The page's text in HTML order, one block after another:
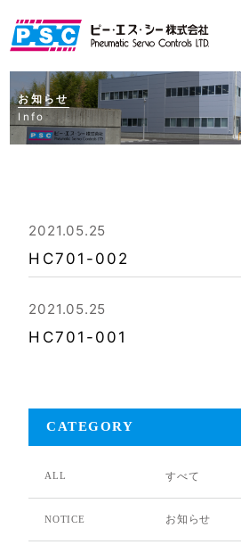
お知らせ
Info
2021.05.25
HC701-002
2021.05.25
HC701-001
CATEGORY
ALL すべて
NOTICE お知らせ